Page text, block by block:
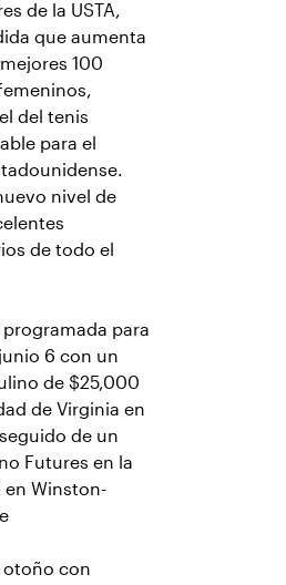
de la USTA,
que aumenta
100
del tenis
para el
nivel de
de todo el
programada para
6 con un
de $25,000
de Virginia en
de un
Futures en la
en Winston-
otoño con